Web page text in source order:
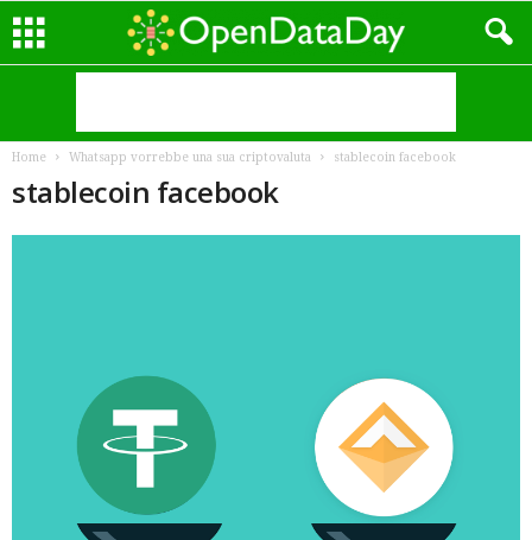
Home Whatsapp vorrebbe una sua criptovaluta stablecoin facebook
stablecoin facebook